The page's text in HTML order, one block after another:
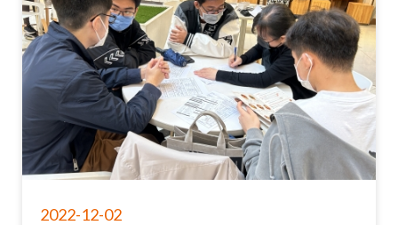
2022-12-02